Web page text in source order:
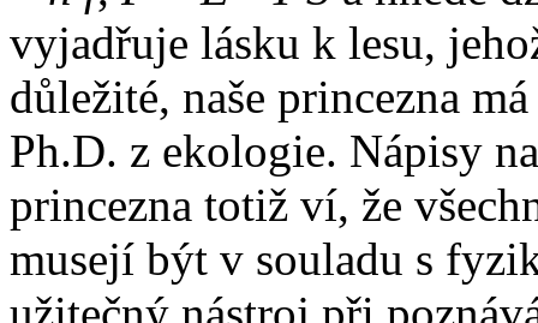
vyjadřuje lásku k lesu,
důležité, naše princezna
Ph.D. z ekologie. Nápisy
princezna totiž ví, že
musejí být v souladu s
užitečný nástroj při